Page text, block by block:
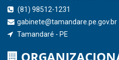
Consultar Convênios
Receber Informações sobre
Hora:06:25/ Sábado, 08 de